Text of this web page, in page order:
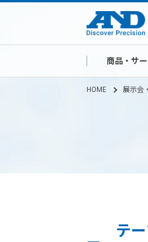
商品・サ
HOME 展示会
テ